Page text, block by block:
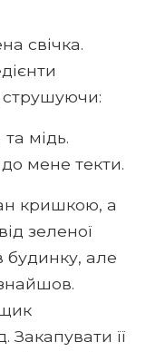
свічка.
струшуючи:
мідь.
мене текти.
кришкою, а
зеленої
будинку, але
Закапувати її